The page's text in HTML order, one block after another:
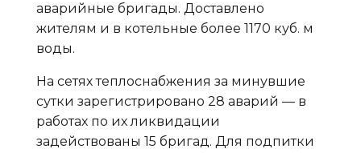
аварийные бригады. Доставлено
жителям и в котельные более 1170 куб. м
воды.
На сетях теплоснабжения за минувшие
сутки зарегистрировано 28 аварий — в
работах по их ликвидации
задействованы 15 бригад. Для подпитки